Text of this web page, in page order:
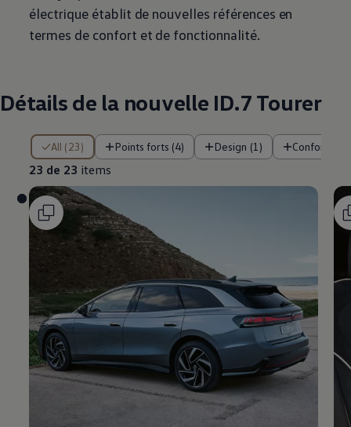
électrique établit de nouvelles références en
termes de confort et de fonctionnalité.
Détails de la nouvelle ID.7 Tourer
All (23) Points forts (4) Design (1) Confort (2)
23 de 23 items
23 de 23 items